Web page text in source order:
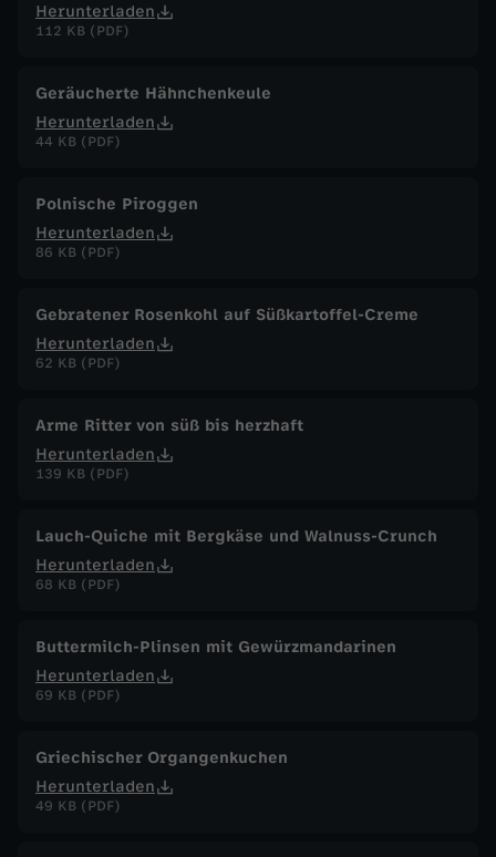
Herunterladen
112 KB (PDF)
Geräucherte Hähnchenkeule
Herunterladen
44 KB (PDF)
Polnische Piroggen
Herunterladen
86 KB (PDF)
Gebratener Rosenkohl auf Süßkartoffel-Creme
Herunterladen
62 KB (PDF)
Arme Ritter von süß bis herzhaft
Herunterladen
139 KB (PDF)
Lauch-Quiche mit Bergkäse und Walnuss-Crunch
Herunterladen
68 KB (PDF)
Buttermilch-Plinsen mit Gewürzmandarinen
Herunterladen
69 KB (PDF)
Griechischer Organgenkuchen
Herunterladen
49 KB (PDF)